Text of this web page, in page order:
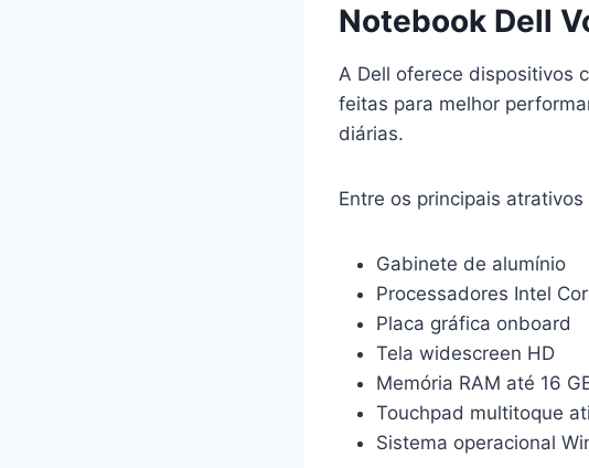
Notebook Dell
A Dell oferece dispositivos
feitas para melhor
diárias.
Entre os principais
Gabinete de alumínio
Processadores Intel
Placa gráfica onboard
Tela widescreen HD
Memória RAM até 16
Touchpad multitoque
Sistema operacional